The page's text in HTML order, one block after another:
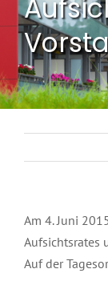
Am 4. Juni
Aufsichtsrates
Auf der